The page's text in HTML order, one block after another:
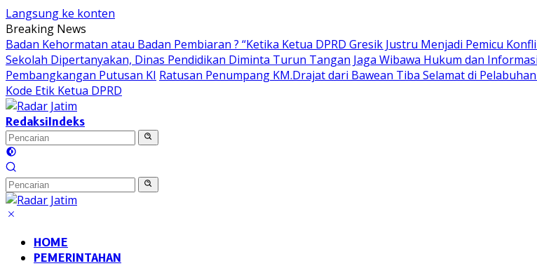
Langsung ke konten
Breaking News
Badan Kehormatan atau Badan Pembiaran ? “Ketika Ketua DPRD Gresik Justru Menjadi Pemicu
Sekolah Dipertanyakan, Dinas Pendidikan Diminta Turun Tangan Jaga Wibawa Hukum dan
Pembangkangan Putusan KI Ratusan Penumpang KM.Drajat dari Bawean Tiba Selamat di
Kode Etik Ketua DPRD
RedaksiIndeks
HOME
PEMERINTAHAN